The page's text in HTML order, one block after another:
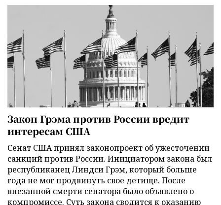
Закон Грэма против России вредит
интересам США
Сенат США принял законопроект об ужесточении
санкций против России. Инициатором закона был
республиканец Линдси Грэм, который больше
года не мог продвинуть свое детище. После
внезапной смерти сенатора было объявлено о
компромиссе. Суть закона сводится к оказанию